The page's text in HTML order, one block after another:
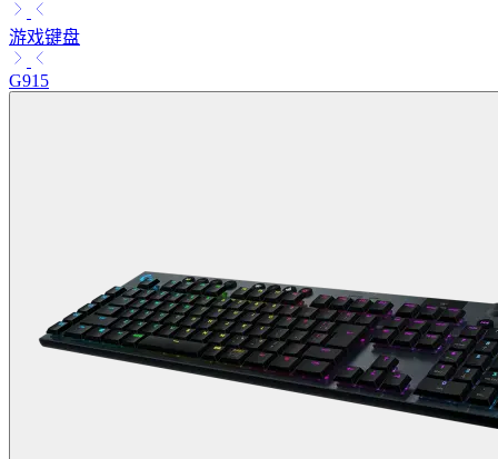
游戏键盘
G915